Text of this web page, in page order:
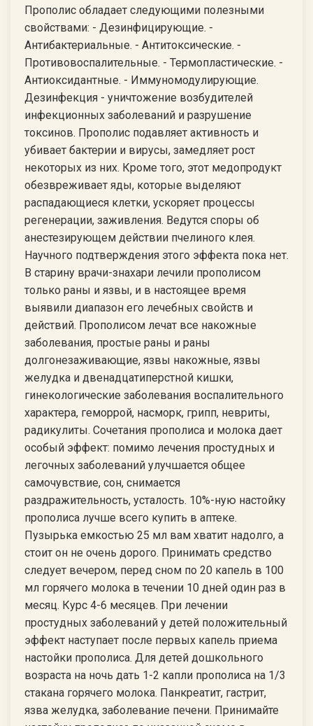
Прополис обладает следующими полезными
свойствами: - Дезинфицирующие. -
Антибактериальные. - Антитоксические. -
Противовоспалительные. - Термопластические. -
Антиоксидантные. - Иммуномодулирующие.
Дезинфекция - уничтожение возбудителей
инфекционных заболеваний и разрушение
токсинов. Прополис подавляет активность и
убивает бактерии и вирусы, замедляет рост
некоторых из них. Кроме того, этот медопродукт
обезвреживает яды, которые выделяют
распадающиеся клетки, ускоряет процессы
регенерации, заживления. Ведутся споры об
анестезирующем действии пчелиного клея.
Научного подтверждения этого эффекта пока нет.
В старину врачи-знахари лечили прополисом
только раны и язвы, и в настоящее время
выявили диапазон его лечебных свойств и
действий. Прополисом лечат все накожные
заболевания, простые раны и раны
долгонезаживающие, язвы накожные, язвы
желудка и двенадцатиперстной кишки,
гинекологические заболевания воспалительного
характера, геморрой, насморк, грипп, невриты,
радикулиты. Сочетания прополиса и молока дает
особый эффект: помимо лечения простудных и
легочных заболеваний улучшается общее
самочувствие, сон, снимается
раздражительность, усталость. 10%-ную настойку
прополиса лучше всего купить в аптеке.
Пузырька емкостью 25 мл вам хватит надолго, а
стоит он не очень дорого. Принимать средство
следует вечером, перед сном по 20 капель в 100
мл горячего молока в течении 10 дней один раз в
месяц. Курс 4-6 месяцев. При лечении
простудных заболеваний у детей положительный
эффект наступает после первых капель приема
настойки прополиса. Для детей дошкольного
возраста на ночь дать 1-2 капли прополиса на 1/3
стакана горячего молока. Панкреатит, гастрит,
язва желудка, заболевание печени. Принимайте